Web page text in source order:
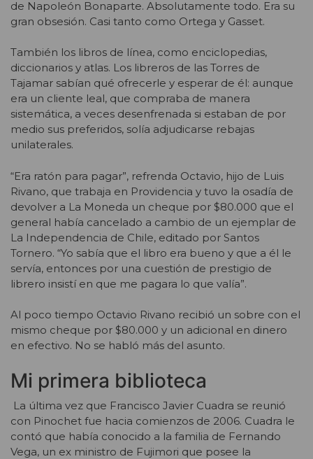
de Napoleón Bonaparte. Absolutamente todo. Era su
gran obsesión. Casi tanto como Ortega y Gasset.
También los libros de línea, como enciclopedias,
diccionarios y atlas. Los libreros de las Torres de
Tajamar sabían qué ofrecerle y esperar de él: aunque
era un cliente leal, que compraba de manera
sistemática, a veces desenfrenada si estaban de por
medio sus preferidos, solía adjudicarse rebajas
unilaterales.
“Era ratón para pagar”, refrenda Octavio, hijo de Luis
Rivano, que trabaja en Providencia y tuvo la osadía de
devolver a La Moneda un cheque por $80.000 que el
general había cancelado a cambio de un ejemplar de
La Independencia de Chile, editado por Santos
Tornero. “Yo sabía que el libro era bueno y que a él le
servía, entonces por una cuestión de prestigio de
librero insistí en que me pagara lo que valía”.
Al poco tiempo Octavio Rivano recibió un sobre con el
mismo cheque por $80.000 y un adicional en dinero
en efectivo. No se habló más del asunto.
Mi primera biblioteca
La última vez que Francisco Javier Cuadra se reunió
con Pinochet fue hacia comienzos de 2006. Cuadra le
contó que había conocido a la familia de Fernando
Vega, un ex ministro de Fujimori que posee la